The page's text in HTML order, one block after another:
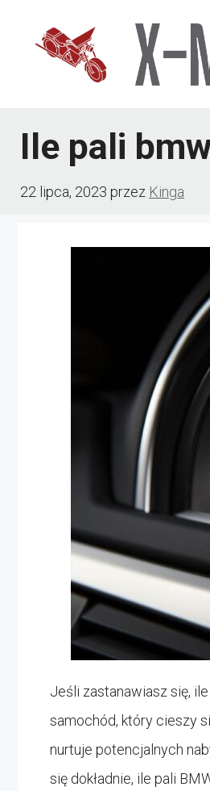
Ile pali
22 lipca, 2023 przez Kinga
Jeśli zastanawiasz się,
samochód, który cieszy
nurtuje potencjalnych
się dokładnie, ile pali